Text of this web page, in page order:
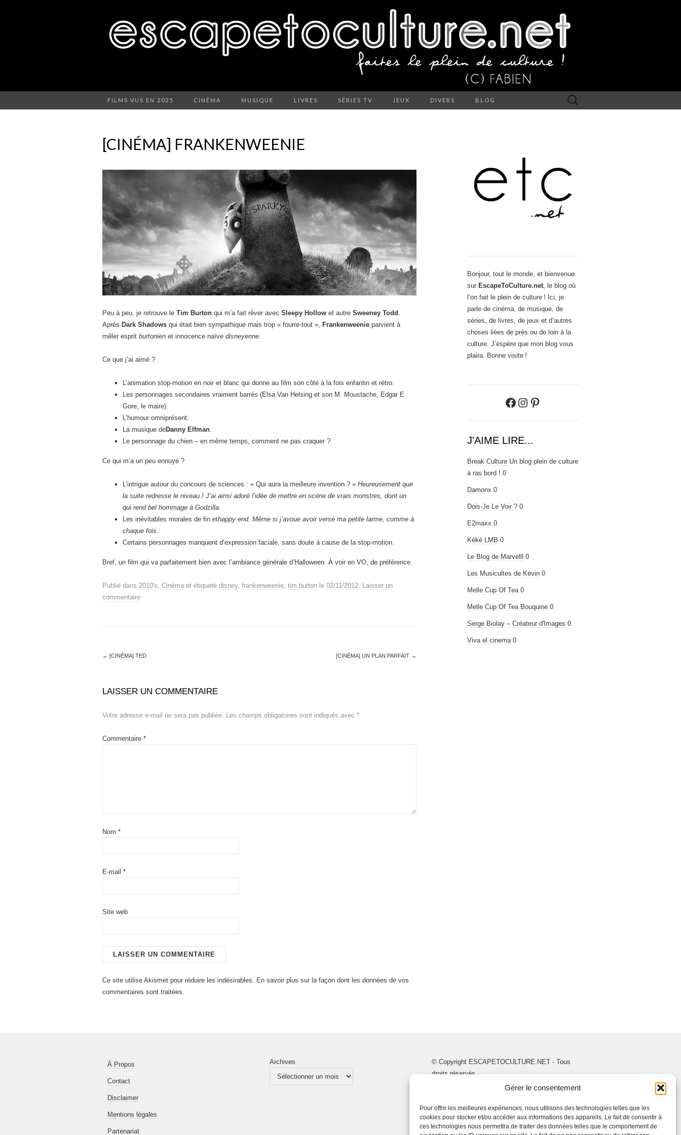
Gérer le consentement
Pour offrir les meilleures expériences, nous utilisons des technologies telles que les
cookies pour stocker et/ou accéder aux informations des appareils. Le fait de consentir à
ces technologies nous permettra de traiter des données telles que le comportement de
FILMS VUS EN 2025 CINÉMA MUSIQUE LIVRES SÉRIES TV JEUX DIVERS BLOG Rechercher :
[CINÉMA] FRANKENWEENIE
Peu à peu, je retrouve le Tim Burton qui m’a fait rêver avec Sleepy Hollow et autre Sweeney Todd
Après Dark Shadows qui était bien sympathique mais trop « fourre-tout », Frankenweenie parvient à
mêler esprit burtonien et innocence naïve disneyenne
Ce que j’ai aimé ?
L’animation stop-motion en noir et blanc qui donne au film son côté à la fois enfantin et rétro.
Les personnages secondaires vraiment barrés (Elsa Van Helsing et son M. Moustache, Edgar E.
Gore, le maire).
L’humour omniprésent.
La musique deDanny Elfman
Le personnage du chien – en même temps, comment ne pas craquer ?
Ce qui m’a un peu ennuyé ?
L’intrigue autour du concours de sciences : « Qui aura la meilleure invention ? » Heureusement que
la suite redresse le niveau ! J’ai ainsi adoré l’idée de mettre en scène de vrais monstres, dont un
qui rend bel hommage à Godzilla.
Les inévitables morales de fin ethappy end. Même si j’avoue avoir versé ma petite larme, comme à
chaque fois.
Certains personnages manquent d’expression faciale, sans doute à cause de la stop-motion.
Bref, un film qui va parfaitement bien avec l’ambiance générale d’Halloween. À voir en VO, de préférence.
Publié dans 2010's Cinéma et étiqueté disney, frankenweenie tim burton le 02/11/2012
Laisser un
commentaire
← [CINÉMA] TED [CINÉMA] UN PLAN PARFAIT →
LAISSER UN COMMENTAIRE
Votre adresse e-mail ne sera pas publiée. Les champs obligatoires sont indiqués avec *
Commentaire *
Nom *
E-mail *
Site web
Ce site utilise Akismet pour réduire les indésirables.
En savoir plus sur la façon dont les données de vos
commentaires sont traitées
Bonjour, tout le monde, et bienvenue
sur EscapeToCulture.net , le blog où
l’on fait le plein de culture ! Ici, je
parle de cinéma, de musique, de
séries, de livres, de jeux et d’autres
choses liées de près ou de loin à la
culture. J’espère que mon blog vous
plaira. Bonne visite !
Facebook
Instagram
Pinterest
J'AIME LIRE...
Break Culture Un blog plein de culture
à ras bord ! 0
Damonx 0
Dois-Je Le Voir ? 0
E2maxx 0
Kéké LMB 0
Le Blog de Marvelll 0
Les Musicultes de Kévin 0
Melle Cup Of Tea 0
Melle Cup Of Tea Bouquine 0
Serge Biolay – Créateur d'Images 0
Viva el cinema 0
À Propos
Contact
Disclaimer
Mentions légales
Partenariat
Archives
© Copyright ESCAPETOCULTURE.NET - Tous
droits réservés.